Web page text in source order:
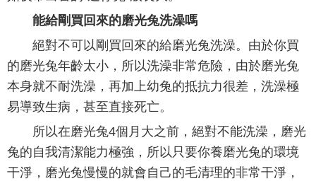
能給剛買回來的磨光兔洗澡嗎
絕對不可以剛買回來的給磨光兔洗澡。由於你買
的磨光兔年齡太小，所以洗澡非常危險，由於磨光兔
本身就不耐洗澡，再加上幼兔的抵抗力很差，洗澡極
易導致生病，甚至直接死亡。
所以在磨光兔4個月大之前，絕對不能洗澡，磨光
兔的自我清潔能力極強，所以只要你養磨光兔的環境
干淨，磨光兔慢慢的就會自己的毛清理的非常干淨，